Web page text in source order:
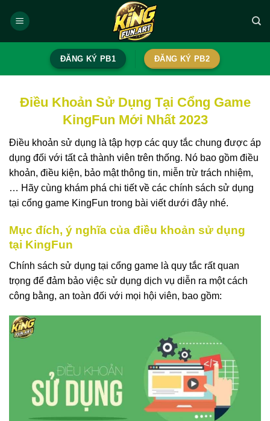
ĐĂNG KÝ PB1 ĐĂNG KÝ PB2
Điều Khoản Sử Dụng Tại Cổng Game
KingFun Mới Nhất 2023
Điều khoản sử dụng là tập hợp các quy tắc chung được áp
dụng đối với tất cả thành viên trên thống. Nó bao gồm điều
khoản, điều kiện, bảo mật thông tin, miễn trừ trách nhiệm,
… Hãy cùng khám phá chi tiết về các chính sách sử dụng
tại cổng game KingFun trong bài viết dưới đây nhé.
Mục đích, ý nghĩa của điều khoản sử dụng
tại KingFun
Chính sách sử dụng tại cổng game là quy tắc rất quan
trọng để đảm bảo việc sử dụng dịch vụ diễn ra một cách
công bằng, an toàn đối với mọi hội viên, bao gồm: